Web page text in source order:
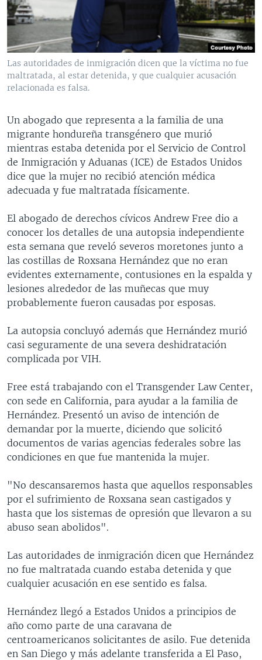
VENEZUELA
NICARAGUA
ECONOMÍA
ENTRETENIMIENTO Y CULTURA
TECNOLOGÍA
DEPORTES
MULTIMEDIA
FOTOGRAFÍA
AUDIOS
PROGRAMAS TV
EL MUNDO AL DÍA
FORO INTERAMERICANO
LAS CLAVES
PANORAMA
RADIO
AVANCE INFORMATIVO
BUENOS DÍAS AMÉRICA
ESTADOS UNIDOS AL DÍA
EL MUNDO AL DÍA [RADIO]
FORO [RADIO]
NOTA ECONÓMICA
DIRECT
Learning English
SÍGANOS
Idiomas
Las autoridades de inmigración dicen que la víctima no fue
maltratada, al estar detenida, y que cualquier acusación
relacionada es falsa.
Un abogado que representa a la familia de una
migrante hondureña transgénero que murió
mientras estaba detenida por el Servicio de Control
de Inmigración y Aduanas (ICE) de Estados Unidos
dice que la mujer no recibió atención médica
adecuada y fue maltratada físicamente.
El abogado de derechos cívicos Andrew Free dio a
conocer los detalles de una autopsia independiente
esta semana que reveló severos moretones junto a
las costillas de Roxsana Hernández que no eran
evidentes externamente, contusiones en la espalda y
lesiones alrededor de las muñecas que muy
probablemente fueron causadas por esposas.
La autopsia concluyó además que Hernández murió
casi seguramente de una severa deshidratación
complicada por VIH.
Free está trabajando con el Transgender Law Center,
con sede en California, para ayudar a la familia de
Hernández. Presentó un aviso de intención de
demandar por la muerte, diciendo que solicitó
documentos de varias agencias federales sobre las
condiciones en que fue mantenida la mujer.
"No descansaremos hasta que aquellos responsables
por el sufrimiento de Roxsana sean castigados y
hasta que los sistemas de opresión que llevaron a su
abuso sean abolidos".
Las autoridades de inmigración dicen que Hernández
no fue maltratada cuando estaba detenida y que
cualquier acusación en ese sentido es falsa.
Hernández llegó a Estados Unidos a principios de
año como parte de una caravana de
centroamericanos solicitantes de asilo. Fue detenida
en San Diego y más adelante transferida a El Paso,